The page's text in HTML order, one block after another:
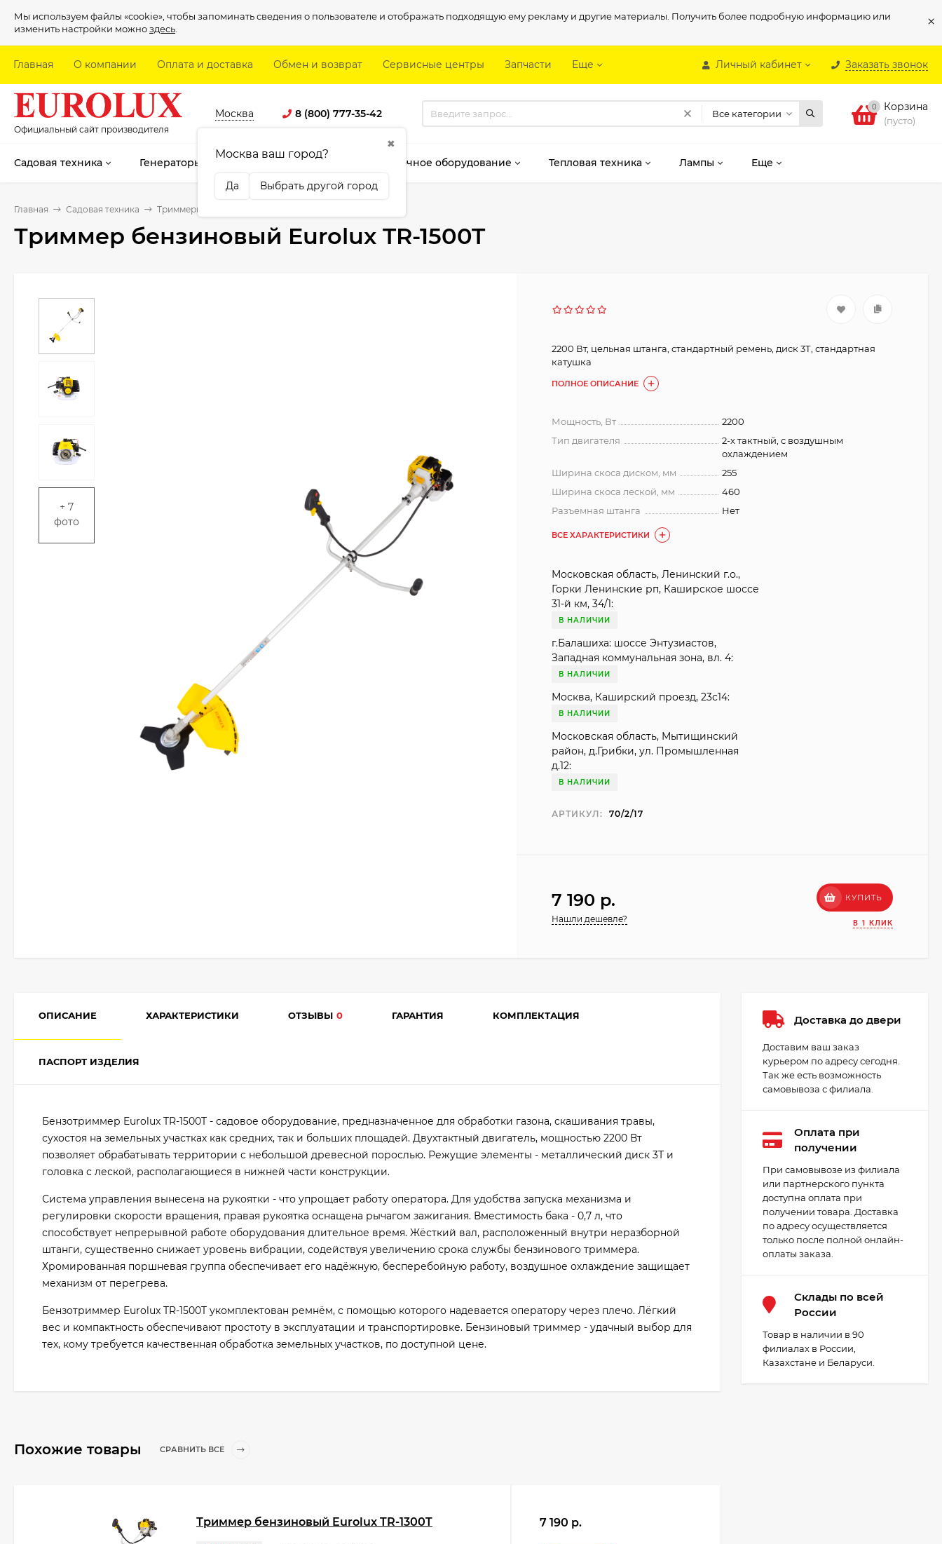
Мы используем файлы «cookie», чтобы запоминать сведения о пользователе и отображать подходящую ему рекламу и другие материалы. Получить более подробную информацию или
изменить настройки можноздесь ×
Личный кабинет Заказать звонок
Главная О компании Оплата и доставка Обмен и возврат Сервисные центры Запчасти Еще
Официальный сайт производителя
Москва
✖
Москва ваш город?
Да Выбрать другой город
8 (800) 777-35-42 Все категории
0 Корзина
(пусто)
Садовая техника Генераторы Электроинструмент Сварочное оборудование Тепловая техника Лампы Еще
Главная Садовая техника Триммеры
Триммер бензиновый Eurolux TR-1500T
+ 7
фото
2200 Вт, цельная штанга, стандартный ремень, диск 3Т, стандартная
катушка
ПОЛНОЕ ОПИСАНИЕ
Мощность, Вт
2200
Тип двигателя
2-х тактный, с воздушным
охлаждением
Ширина скоса диском, мм
255
Ширина скоса леской, мм
460
Разъемная штанга
Нет
ВСЕ ХАРАКТЕРИСТИКИ
Московская область, Ленинский г.о.,
Горки Ленинские рп, Каширское шоссе
31-й км, 34/1:
В НАЛИЧИИ
г.Балашиха: шоссе Энтузиастов,
Западная коммунальная зона, вл. 4:
В НАЛИЧИИ
Москва, Каширский проезд, 23с14:
В НАЛИЧИИ
Московская область, Мытищинский
район, д.Грибки, ул. Промышленная
д.12:
В НАЛИЧИИ
АРТИКУЛ: 70/2/17
7 190 p.
Нашли дешевле?
КУПИТЬ
В 1 КЛИК
ОПИСАНИЕ ХАРАКТЕРИСТИКИ ОТЗЫВЫ 0 ГАРАНТИЯ КОМПЛЕКТАЦИЯ
ПАСПОРТ ИЗДЕЛИЯ
Бензотриммер Eurolux TR-1500T - садовое оборудование, предназначенное для обработки газона, скашивания травы,
сухостоя на земельных участках как средних, так и больших площадей. Двухтактный двигатель, мощностью 2200 Вт
позволяет обрабатывать территории с небольшой древесной порослью. Режущие элементы - металлический диск 3Т и
головка с леской, располагающиеся в нижней части конструкции.
Система управления вынесена на рукоятки - что упрощает работу оператора. Для удобства запуска механизма и
регулировки скорости вращения, правая рукоятка оснащена рычагом зажигания. Вместимость бака - 0,7 л, что
способствует непрерывной работе оборудования длительное время. Жёсткий вал, расположенный внутри неразборной
штанги, существенно снижает уровень вибрации, содействуя увеличению срока службы бензинового триммера.
Хромированная поршневая группа обеспечивает его надёжную, бесперебойную работу, воздушное охлаждение защищает
механизм от перегрева.
Бензотриммер Eurolux TR-1500T укомплектован ремнём, с помощью которого надевается оператору через плечо. Лёгкий
вес и компактность обеспечивают простоту в эксплуатации и транспортировке. Бензиновый триммер - удачный выбор для
тех, кому требуется качественная обработка земельных участков, по доступной цене.
Похожие товары СРАВНИТЬ ВСЕ
Триммер бензиновый Eurolux TR-1300T 7 190 p.
Доставка до двери
Доставим ваш заказ
курьером по адресу сегодня.
Так же есть возможность
самовывоза с филиала.
Оплата при
получении
При самовывозе из филиала
или партнерского пункта
доступна оплата при
получении товара. Доставка
по адресу осуществляется
только после полной онлайн-
оплаты заказа.
Cклады по всей
России
Товар в наличии в 90
филиалах в России,
Казахстане и Беларуси.